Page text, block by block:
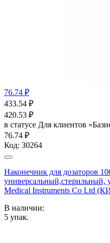
76.74 ₽
433.54 ₽
420.53 ₽
в статусе Для клиентов
76.74 ₽
Код: 30264
Наконечник для дозаторов
универсальный,стерильный,
Medical Instruments Co Ltd
В наличии:
5 упак.